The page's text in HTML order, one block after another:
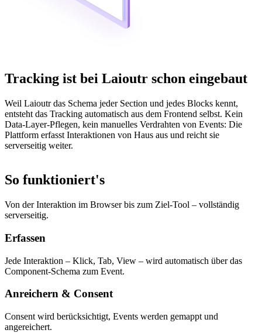
Tracking ist bei Laioutr schon eingebaut
Weil Laioutr das Schema jeder Section und jedes Blocks kennt,
entsteht das Tracking automatisch aus dem Frontend selbst. Kein
Data-Layer-Pflegen, kein manuelles Verdrahten von Events: Die
Plattform erfasst Interaktionen von Haus aus und reicht sie
serverseitig weiter.
So funktioniert's
Von der Interaktion im Browser bis zum Ziel-Tool – vollständig
serverseitig.
Erfassen
Jede Interaktion – Klick, Tab, View – wird automatisch über das
Component-Schema zum Event.
Anreichern & Consent
Consent wird berücksichtigt, Events werden gemappt und
angereichert.